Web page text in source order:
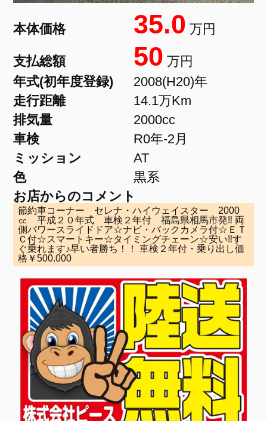
本体価格 35.0 万円
支払総額 50 万円
年式(初年度登録)
2008(H20)年
走行距離
14.1万Km
排気量
2000cc
車検
R0年-2月
ミッション
AT
色
黒系
お店からのコメント
節約車コーナー セレナ・ハイウェイスター 2000
㏄ 平成２０年式 車検２年付 福島県相馬市発‼ 両
側パワースライドドア☆ナビ・バックカメラ付☆ＥＴ
Ｃ付☆スマートキー☆タイミングチェーン☆安い‼す
ぐ乗れます♪早い者勝ち！！ 車検２年付・乗り出し価
格￥500.000